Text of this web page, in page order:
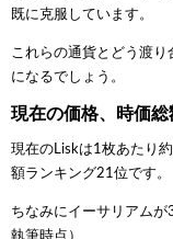
既に克服しています。
これらの通貨とどう渡り
になるでしょう。
現在の価格、時価総
現在のLiskは1枚あたり
額ランキング21位です。
ちなみにイーサリアム
執筆時点）